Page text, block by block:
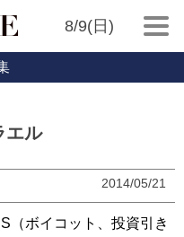
8/9(日)
エル
2014/05/21
ボイコット、投資引き